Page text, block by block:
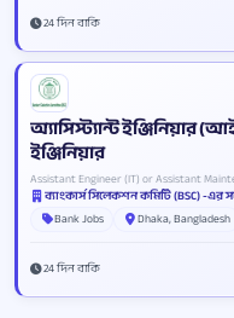
24 দিন বাকি
অ্যাসিস্ট্যান্ট ইঞ্জিনিয়ার
ইঞ্জিনিয়ার
Assistant Engineer (IT) or Assistant
ব্যাংকার্স সিলেকশন কমিটি (BSC) -এর
Bank Jobs
Dhaka, Bangladesh
24 দিন বাকি